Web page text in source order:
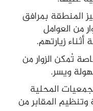
المنطقة بمرافق
من العوامل
زيارتهم.
تُمكن الزوار من
ويسر.
المحلية
المقابر من